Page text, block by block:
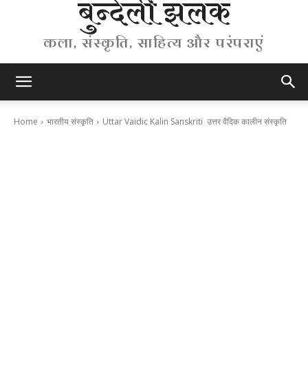
बुन्देली झलक
कला, संस्कृति, साहित्य और परंपराएं
Home भारतीय संस्कृति Uttar Vaidic Kalin Sanskriti उत्तर वैदिक कालीन संस्कृति